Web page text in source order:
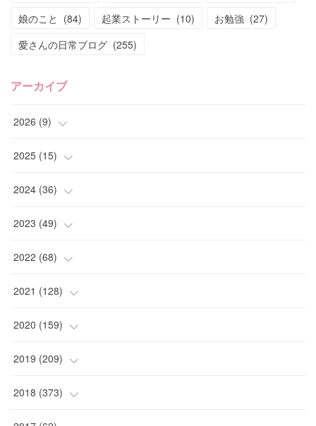
娘のこと (84) 起業ストーリー (10) お勉強 (27)
愛さんの日常ブログ (255)
アーカイブ
2026 (9)
(4)
(2)
(1)
(2)
2025 (15)
(4)
(2)
(2)
(3)
( 1)
2024 (36)
(2)
(2)
(1)
( 4)
( 3)
2023 (49)
(1)
(2)
( 5)
(5)
(3)
2022 (68)
(6)
( 6)
(3)
(4)
(4)
2021 (128)
(10)
(9)
(7)
(12
2020 (159)
(15)
(11)
(9)
2019 (209)
(16)
2018 (373)